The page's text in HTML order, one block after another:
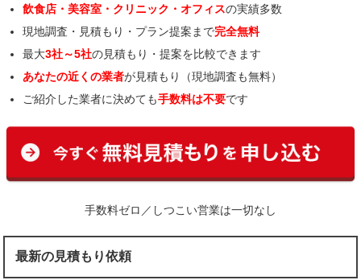
飲食店・美容室・クリニック・オフィスの実績多数
現地調査・見積もり・プラン提案まで完全無料
最大3社～5社の見積もり・提案を比較できます
あなたの近くの業者が見積もり（現地調査も無料）
ご紹介した業者に決めても手数料は不要です
手数料ゼロ／しつこい営業は一切なし
最新の見積もり依頼